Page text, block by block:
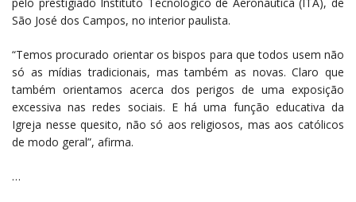
São José dos Campos, no interior paulista.
“Temos procurado orientar os bispos para que todos usem não
só as mídias tradicionais, mas também as novas. Claro que
também orientamos acerca dos perigos de uma exposição
excessiva nas redes sociais. E há uma função educativa da
Igreja nesse quesito, não só aos religiosos, mas aos católicos
de modo geral”, afirma.
…